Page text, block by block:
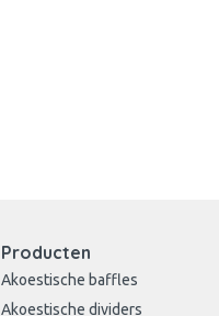
Producten
Akoestische baffles
Akoestische dividers